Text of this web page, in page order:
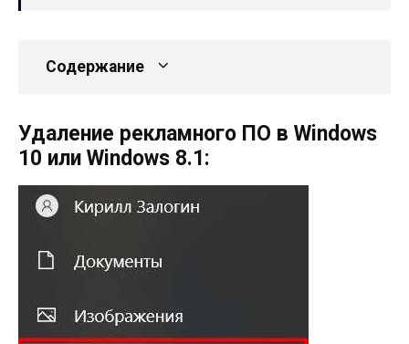
Содержание
Удаление рекламного ПО в Windows
10 или Windows 8.1: